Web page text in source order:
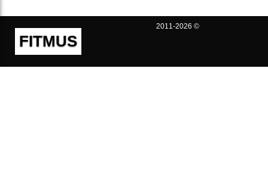
FITMUS
2011-2026 ©